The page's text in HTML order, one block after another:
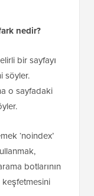
birkaç
bağlıdır.
aracını
süreci
bir sayfayı
söyler.
o sayfadaki